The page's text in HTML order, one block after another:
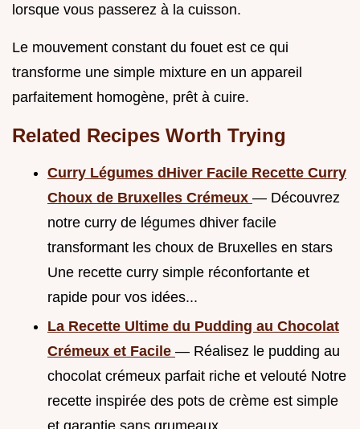
lorsque vous passerez à la cuisson.
Le mouvement constant du fouet est ce qui
transforme une simple mixture en un appareil
parfaitement homogène, prêt à cuire.
Related Recipes Worth Trying
Curry Légumes dHiver Facile Recette Curry
Choux de Bruxelles Crémeux — Découvrez
notre curry de légumes dhiver facile
transformant les choux de Bruxelles en stars
Une recette curry simple réconfortante et
rapide pour vos idées...
La Recette Ultime du Pudding au Chocolat
Crémeux et Facile — Réalisez le pudding au
chocolat crémeux parfait riche et velouté Notre
recette inspirée des pots de crème est simple